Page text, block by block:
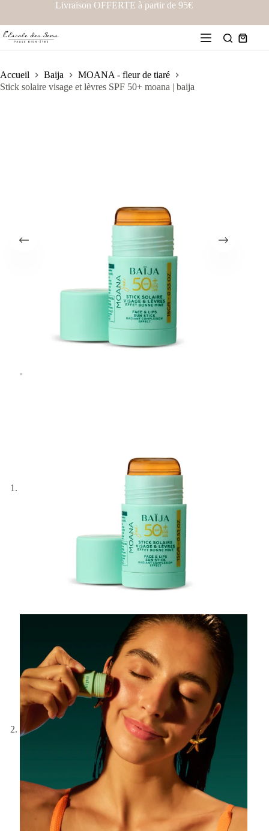
Livraison OFFERTE à partir de 95€
Accueil Baija
MOANA - fleur de tiaré
Stick solaire visage et lèvres SPF 50+ moana | baija